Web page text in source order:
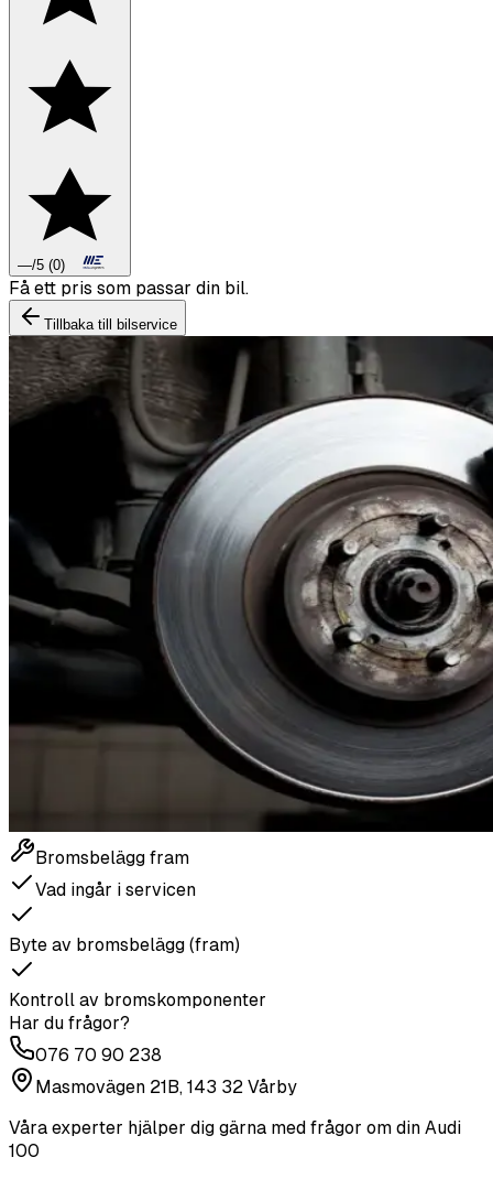
—/5 (0)
Boka däckbyte eller montering inför vintern.
Tillbaka till bilservice
Bromsbelägg fram
Vad ingår i servicen
Byte av bromsbelägg (fram)
Kontroll av bromskomponenter
Har du frågor?
076 70 90 238
Masmovägen 21B, 143 32 Vårby
Våra experter hjälper dig gärna med frågor om din Audi
100